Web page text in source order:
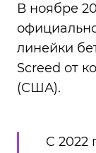
В ноябре
линейки
Screed от
(США).
C 2022